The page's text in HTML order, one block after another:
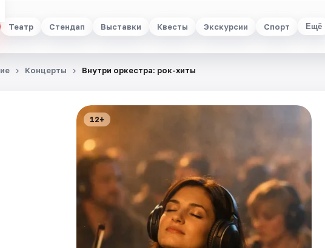
Театр Стендап Выставки Квесты Экскурсии Спорт Ещё
Концерты Внутри оркестра: рок-хиты
12+